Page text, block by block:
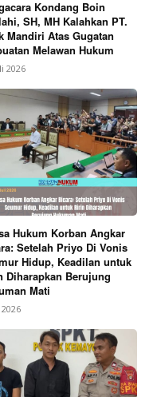
Kondang Boin
SH, MH Kalahkan PT.
Mandiri Atas Gugatan
Melawan Hukum
2026
Hukum Korban Angkar
Setelah Priyo Di Vonis
Hidup, Keadilan untuk
Diharapkan Berujung
Mati